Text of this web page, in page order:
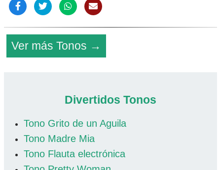
Ver más Tonos →
Divertidos Tonos
Tono Grito de un Aguila
Tono Madre Mia
Tono Flauta electrónica